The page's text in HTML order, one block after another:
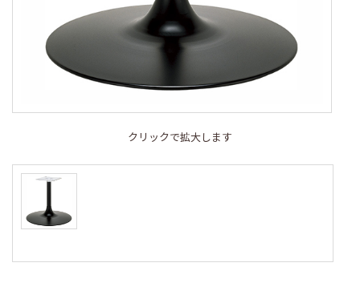
クリックで拡大します